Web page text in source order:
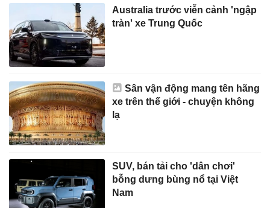
Australia trước viễn cảnh 'ngập
tràn' xe Trung Quốc
Sân vận động mang tên hãng
xe trên thế giới - chuyện không
lạ
SUV, bán tải cho 'dân chơi'
bỗng dưng bùng nổ tại Việt
Nam